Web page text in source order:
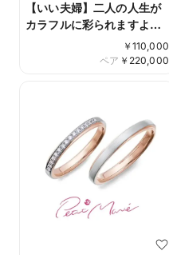
【いい夫婦】二人の人生が
カラフルに彩られますよ
IFM008G/108W
￥ 110,000
￥ 220,000
ペア